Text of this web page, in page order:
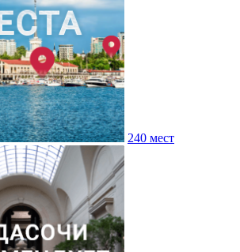
240 мест